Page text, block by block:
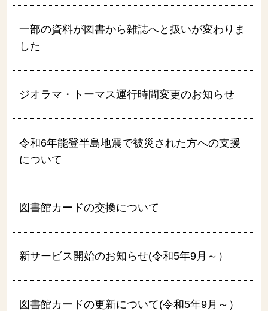
一部の資料が図書から雑誌へと扱いが変わりま
した
ジオラマ・トーマス運行時間変更のお知らせ
令和6年能登半島地震で被災された方への支援
について
図書館カードの交換について
新サービス開始のお知らせ(令和5年9月～）
図書館カードの更新について(令和5年9月～）